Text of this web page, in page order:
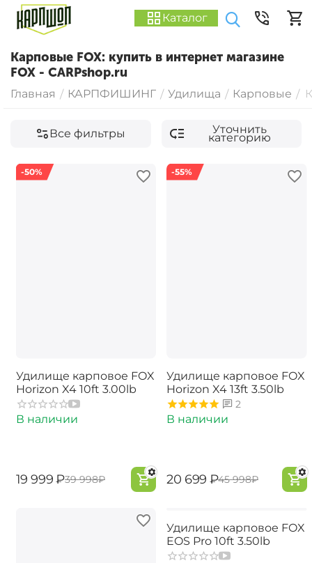
Каталог
Карповые FOX: купить в интернет магазине
FOX - CARPshop.ru
Главная / КАРПФИШИНГ / Удилища / Карповые /
Все фильтры Уточнить
категорию
-50%
Удилище карповое FOX
Horizon X4 10ft 3.00lb
В наличии
‍19 999‍₽‍39 998‍₽
-55%
Удилище карповое FOX
Horizon X4 13ft 3.50lb
2
В наличии
‍20 699‍ ₽‍45 998‍₽
Удилище карповое FOX
EOS Pro 10ft 3.50lb